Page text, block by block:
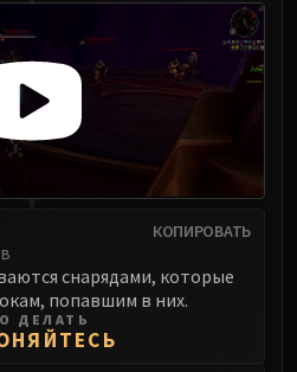
Jaraxxus
Champions
Val'kyr
Leviathan
XT-002
of Iron
КОПИРОВАТЬ
снарядами, которые
попавшим в них.
ДЕЛАТЬ